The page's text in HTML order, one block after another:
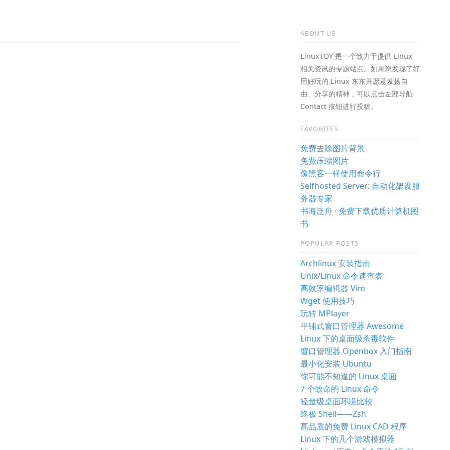
ABOUT US
LinuxTOY 是一个致力于提供 Linux
相关资讯的专题站点。如果您发现了好
用好玩的 Linux 东东并愿意发扬自
由、分享的精神，可以点击左部导航
Contact 按钮进行投稿。
FAVORITES
免费去除图片背景
免费压缩图片
像黑客一样使用命令行
Selfhosted Server: 自动化架设服
务器专家
书海泛舟 · 免费下载优质计算机图
书
POPULAR POSTS
Archlinux 安装指南
Unix/Linux 命令速查表
高效率编辑器 Vim
Wget 使用技巧
玩转 MPlayer
平铺式窗口管理器 Awesome
Linux 下的桌面级杀毒软件
窗口管理器 Openbox 入门指南
最小化安装 Ubuntu
你可能不知道的 Linux 桌面
7 个致命的 Linux 命令
轻量级桌面环境比较
终极 Shell——Zsh
高品质的免费 Linux CAD 程序
Linux 下的几个游戏模拟器